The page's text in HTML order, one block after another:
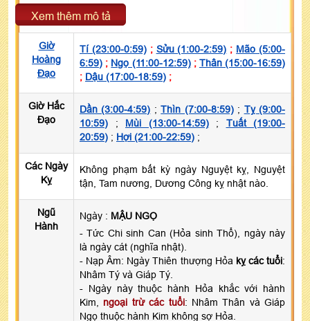
Xem thêm mô tả
Giờ
Hoàng
Đạo
Tí (23:00-0:59); Sửu (1:00-2:59) ; Mão (5:00-
6:59) ; Ngọ (11:00-12:59); Thân (15:00-16:59)
; Dậu (17:00-18:59) ;
Giờ Hắc
Đạo
Dần (3:00-4:59) ;Thìn (7:00-8:59); Tỵ (9:00-
10:59) ; Mùi (13:00-14:59); Tuất (19:00-
20:59) ; Hợi (21:00-22:59) ;
Các Ngày
Kỵ
Không phạm bất kỳ ngày Nguyệt kỵ, Nguyệt
tận, Tam nương, Dương Công kỵ nhật nào.
Ngũ
Hành
Ngày : MẬU NGỌ
- Tức Chi sinh Can (Hỏa sinh Thổ), ngày này
là ngày cát (nghĩa nhật).
- Nạp Âm: Ngày Thiên thượng Hỏa kỵ các tuổi:
Nhâm Tý và Giáp Tý.
- Ngày này thuộc hành Hỏa khắc với hành
Kim, ngoại trừ các tuổi: Nhâm Thân và Giáp
Ngọ thuộc hành Kim không sợ Hỏa.